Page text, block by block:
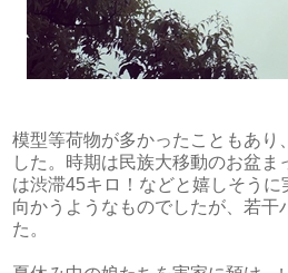
模型等荷物が多かったこともあり
した。時期は民族大移動のお盆
は渋滞45キロ！などと嬉しそう
向かうようなものでしたが、若干
た。